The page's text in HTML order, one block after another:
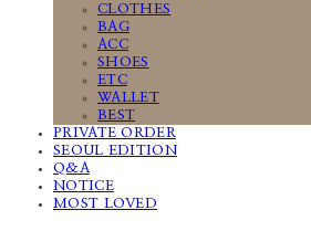
CLOTHES
BAG
ACC
SHOES
ETC
WALLET
BEST
PRIVATE ORDER
SEOUL EDITION
Q&A
NOTICE
MOST LOVED